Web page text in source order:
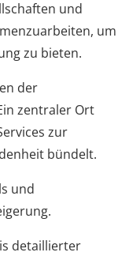
und
um
zu bieten.
der
zentraler Ort
zur
bündelt.
und
detaillierter